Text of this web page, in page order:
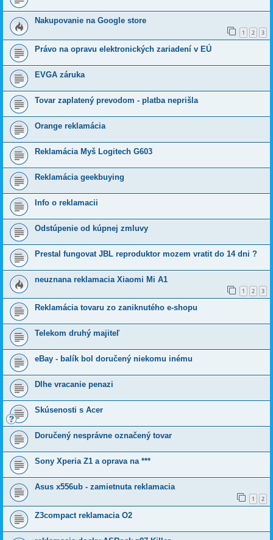
Nakupovanie na Google store
1 2 3
Právo na opravu elektronických zariadení v EÚ
EVGA záruka
Tovar zaplatený prevodom - platba neprišla
Orange reklamácia
Reklamácia Myš Logitech G603
Reklamácia geekbuying
Info o reklamacii
Odstúpenie od kúpnej zmluvy
Prestal fungovat JBL reproduktor mozem vratit do 14 dni ?
neuznana reklamacia Xiaomi Mi A1
1 2 3
Reklamácia tovaru zo zaniknutého e-shopu
Telekom druhý majiteľ
eBay - balík bol doručený niekomu inému
Dlhe vracanie penazi
Skúsenosti s Acer
Doručený nesprávne označený tovar
Sony Xperia Z1 a oprava na ***
Asus x556ub - zamietnuta reklamacia
1 2
Z3compact reklamacia O2